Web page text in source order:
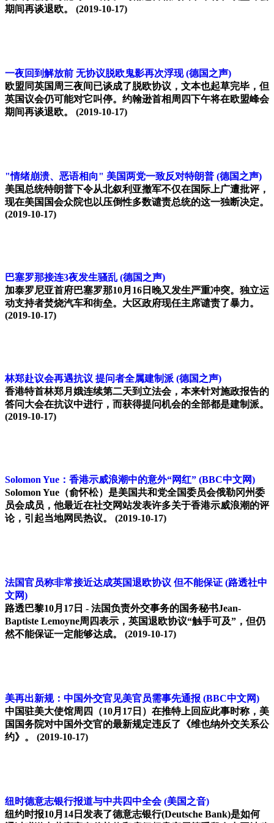
期间再谈退欧。
(2019-10-17)
一夜回到解放前 无协议脱欧鬼影再次浮现 (德国之声)
欧盟同英国周三夜间已谈成了脱欧协议，文本也起草完毕，但
英国议会仍可能对它叫停。约翰逊首相周四下午将在欧盟峰会
期间再谈退欧。
(2019-10-17)
"情绪崩溃、恶语相向" 美国两党一致反对特朗普 (德国之声)
美国总统特朗普下令从北叙利亚撤军不仅在国际上广遭批评，
现在美国国会众院也以压倒性多数谴责总统的这一独断决定。
(2019-10-17)
巴塞罗那接连3夜发生骚乱 (德国之声)
加泰罗尼亚首府巴塞罗那10月16日晚又发生严重冲突。独立运
动支持者焚烧汽车和街垒。大区政府现任主席谴责了暴力。
(2019-10-17)
林郑赴议会再遇抗议 提问者全属建制派 (德国之声)
香港特首林郑月娥连续第二天到立法会，本来针对施政报告的
答问大会在抗议中进行，而获得提问机会的全部都是建制派。
(2019-10-17)
Solomon Yue：香港示威浪潮中的意外“网红” (BBC中文网)
Solomon Yue（俞怀松）是美国共和党全国委员会俄勒冈州委
员会成员，他最近在社交网站发表许多关于香港示威浪潮的评
论，引起当地网民热议。
(2019-10-17)
法国官员称非常接近达成英国退欧协议 但不能保证 (路透社中
文网)
路透巴黎10月17日 - 法国负责外交事务的国务秘书Jean-
Baptiste Lemoyne周四表示，英国退欧协议“触手可及”，但仍
然不能保证一定能够达成。
(2019-10-17)
美再出新规：中国外交官见美官员需事先通报 (BBC中文网)
中国驻美大使馆周四（10月17日）在推特上回应此事时称，美
国国务院对中国外交官的最新规定违反了《维也纳外交关系公
约》。
(2019-10-17)
纽时德意志银行报道与中共四中全会 (美国之音)
纽约时报10月14日发表了德意志银行(Deutsche Bank)是如何